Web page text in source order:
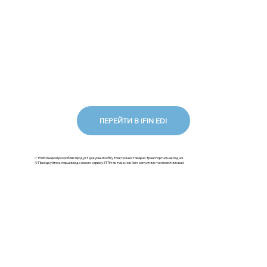
ПЕРЕЙТИ В IFIN EDI
✅ iFinEDI наразі розробляє продукт документообігу Електронної товарно-транспортної накладної.
💡Приєднуйтесь першими до нового сервісу ЕТТН: як тільки ми його запустимо та сповістимо вас!